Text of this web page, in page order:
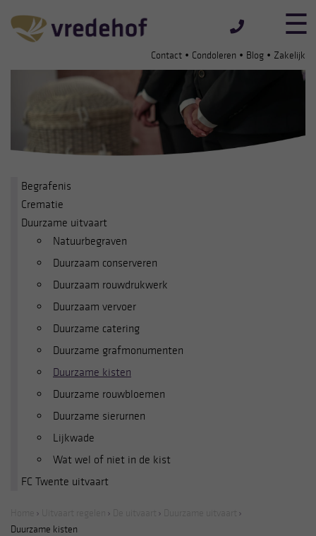
Contact • Condoleren • Blog • Zakelijk
Begrafenis
Crematie
Duurzame uitvaart
Natuurbegraven
Duurzaam conserveren
Duurzaam rouwdrukwerk
Duurzaam vervoer
Duurzame catering
Duurzame grafmonumenten
Duurzame kisten
Duurzame rouwbloemen
Duurzame sierurnen
Lijkwade
Wat wel of niet in de kist
FC Twente uitvaart
Duurzame kisten